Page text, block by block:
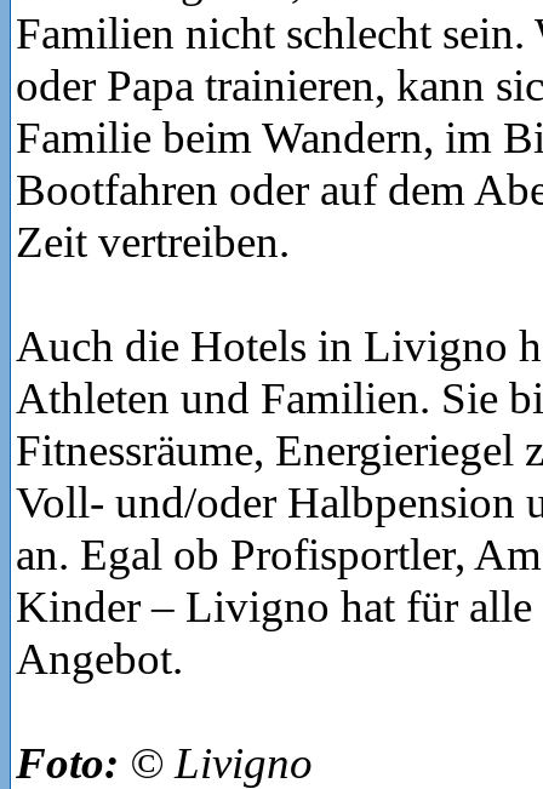
Familien nicht schlecht sein.
oder Papa trainieren, kann
Familie beim Wandern, im
Bootfahren oder auf dem
Zeit vertreiben.
Auch die Hotels in Livigno
Athleten und Familien. Sie
Fitnessräume, Energieriegel
Voll- und/oder Halbpension
an. Egal ob Profisportler,
Kinder – Livigno hat für alle
Angebot.
Foto: © Livigno